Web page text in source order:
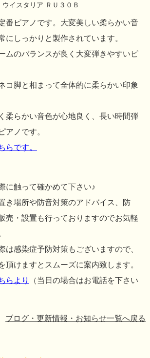
ウイスタリア ＲＵ３０Ｂ
番ピアノです。大変美しい柔らかい音
にしっかりと製作されています。
ムのバランスが良く大変弾きやすいピ
コ脚と相まって全体的に柔らかい印象
柔らかい音色が心地良く、長い時間弾
アノです。
らです。
に触って確かめて下さい♪
き場所や防音対策のアドバイス、防
売・設置も行っておりますのでお気軽
は感染症予防対策もございますので、
頂けますとスムーズに案内致します。
らより
（当日の場合はお電話を下さい
ブログ・更新情報・お知らせ一覧へ戻る